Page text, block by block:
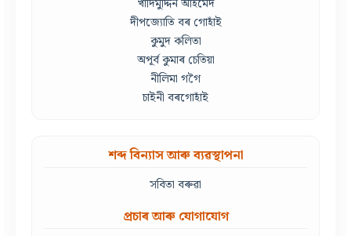
খাদিমুদ্দিন আহমেদ
দীপজ্যোতি বৰ গোহাঁই
কুমুদ কলিতা
অপূৰ্ব কুমাৰ চেতিয়া
নীলিমা গগৈ
চাইনী বৰগোহাঁই
শব্দ বিন্যাস আৰু ব্যৱস্থাপনা
সবিতা বৰুৱা
প্ৰচাৰ আৰু যোগাযোগ